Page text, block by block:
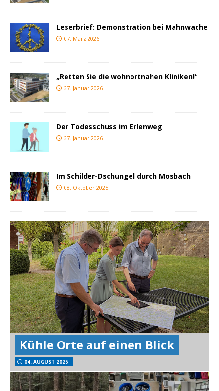
Leserbrief: Demonstration bei Mahnwache
07. März 2026
„Retten Sie die wohnortnahen Kliniken!“
27. Januar 2026
Der Todesschuss im Erlenweg
27. Januar 2026
Im Schilder-Dschungel durch Mosbach
08. Oktober 2025
Kühle Orte auf einen Blick
04. AUGUST 2026